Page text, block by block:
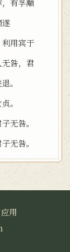
有孚顒
遂
用宾于
咎，君
。
。
无咎。
无咎。
用